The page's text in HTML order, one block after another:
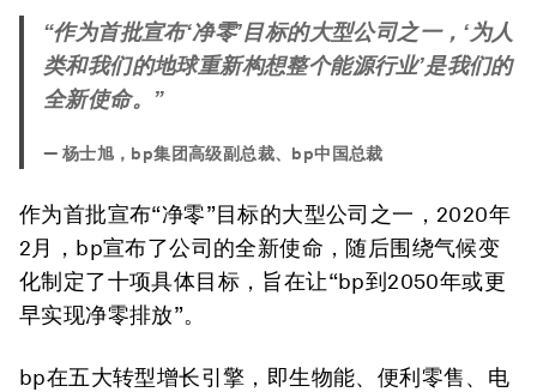
“作为首批宣布‘净零’目标的大型公司之一，‘为人
类和我们的地球重新构想整个能源行业’是我们的
全新使命。”
— 杨士旭，bp集团高级副总裁、bp中国总裁
作为首批宣布“净零”目标的大型公司之一，2020年
2月，bp宣布了公司的全新使命，随后围绕气候变
化制定了十项具体目标，旨在让“bp到2050年或更
早实现净零排放”。
bp在五大转型增长引擎，即生物能、便利零售、电